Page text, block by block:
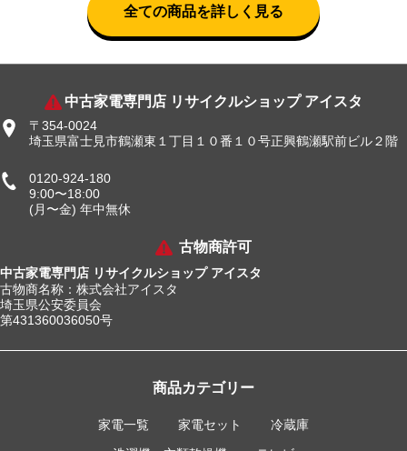
全ての商品を詳しく見る
中古家電専門店 リサイクルショップ アイスタ
〒354-0024
埼玉県富士見市鶴瀬東１丁目１０番１０号正興鶴瀬駅前ビル２階
0120-924-180
9:00〜18:00
(月〜金) 年中無休
古物商許可
中古家電専門店 リサイクルショップ アイスタ
古物商名称：株式会社アイスタ
埼玉県公安委員会
第431360036050号
商品カテゴリー
家電一覧 家電セット
冷蔵庫